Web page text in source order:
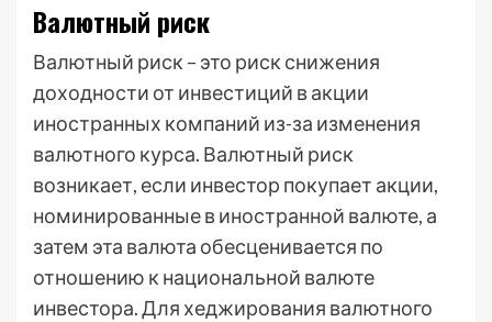
Валютный риск
Валютный риск – это риск снижения
доходности от инвестиций в акции
иностранных компаний из-за изменения
валютного курса. Валютный риск
возникает, если инвестор покупает акции,
номинированные в иностранной валюте, а
затем эта валюта обесценивается по
отношению к национальной валюте
инвестора. Для хеджирования валютного